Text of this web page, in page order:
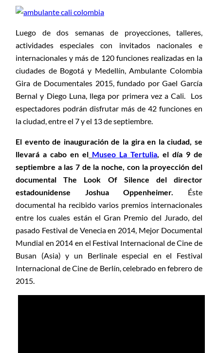
Luego de dos semanas de proyecciones, talleres,
actividades especiales con invitados nacionales e
internacionales y más de 120 funciones realizadas en la
ciudades de Bogotá y Medellín, Ambulante Colombia
Gira de Documentales 2015, fundado por Gael García
Bernal y Diego Luna, llega por primera vez a Cali. Los
espectadores podrán disfrutar más de 42 funciones en
la ciudad, entre el 7 y el 13 de septiembre.
El evento de inauguración de la gira en la ciudad, se
llevará a cabo en el Museo La Tertulia, el día 9 de
septiembre a las 7 de la noche, con la proyección del
documental The Look Of Silence del director
estadounidense Joshua Oppenheimer. Éste
documental ha recibido varios premios internacionales
entre los cuales están el Gran Premio del Jurado, del
pasado Festival de Venecia en 2014, Mejor Documental
Mundial en 2014 en el Festival Internacional de Cine de
Busan (Asia) y un Berlinale especial en el Festival
Internacional de Cine de Berlín, celebrado en febrero de
2015.